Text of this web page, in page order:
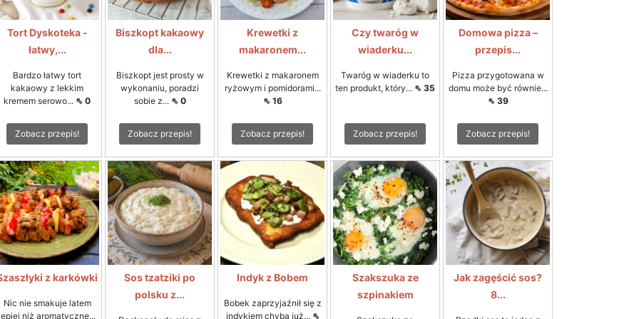
Tort Dyskoteka -
łatwy,...
Bardzo łatwy tort
kakaowy z lekkim
kremem serowo... ⇖ 0
Zobacz przepis!
Biszkopt kakaowy
dla...
Biszkopt jest prosty w
wykonaniu, poradzi
sobie z... ⇖ 0
Zobacz przepis!
Krewetki z
makaronem...
Krewetki z makaronem
ryżowym i pomidorami...
⇖ 16
Zobacz przepis!
Czy twaróg w
wiaderku...
Twaróg w wiaderku to
ten produkt, który... ⇖ 35
Zobacz przepis!
Domowa pizza –
przepis...
Pizza przygotowana w
domu może być równie...
⇖ 39
Zobacz przepis!
z karkówki
Nic nie smakuje latem
niż aromatyczne...
Sos tzatziki po
polsku z...
Indyk z Bobem
Bobek zaprzyjaźnił się z
indykiem chyba już... ⇖
Szakszuka ze
szpinakiem
Jak zagęścić sos?
8...